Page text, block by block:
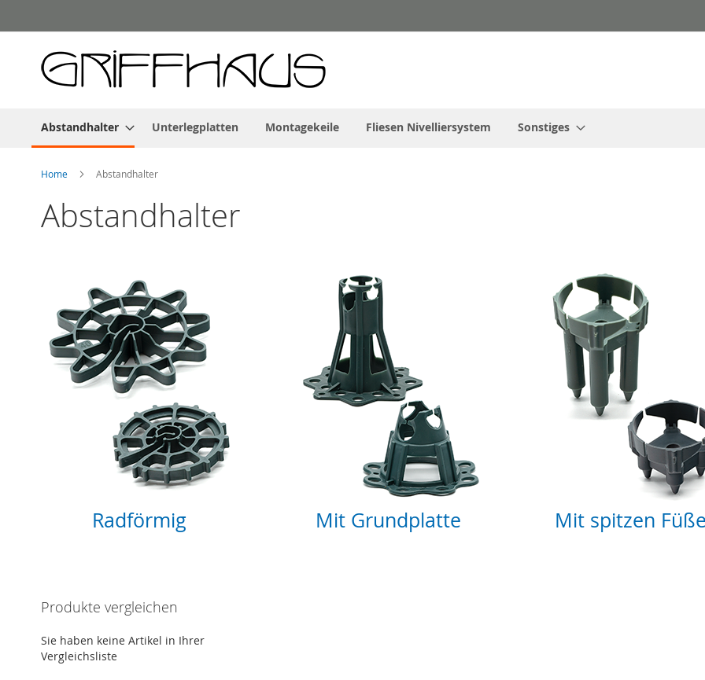
zum
Abstandhalter Unterlegplatten Montagekeile Fliesen Nivelliersystem Sonstiges
Home Abstandhalter
Abstandhalter
Radförmig Mit Grundplatte Mit spitzen
Produkte vergleichen
Sie haben keine Artikel in Ihrer
Vergleichsliste